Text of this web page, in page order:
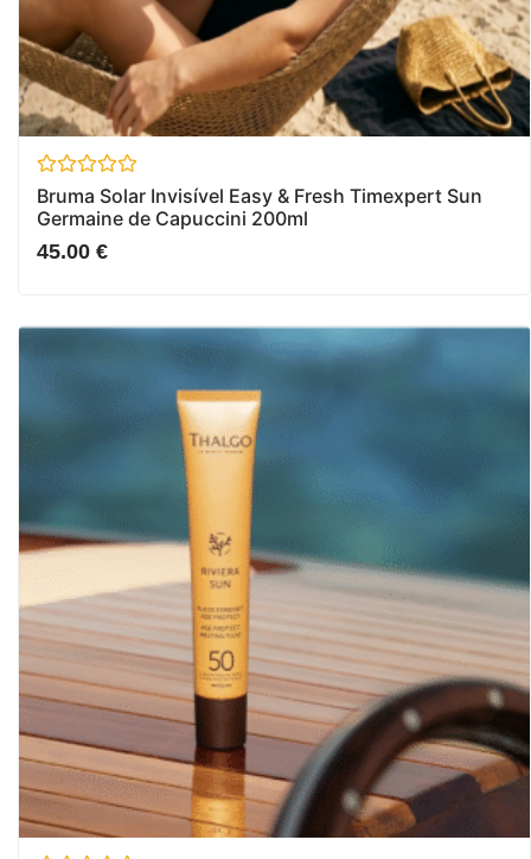
Avaliação
0
de
5
Bruma Solar Invisível Easy & Fresh Timexpert Sun
Germaine de Capuccini 200ml
45.00 €